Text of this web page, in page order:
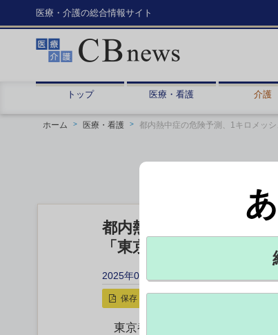
医療・介護の総合情報サイト
トップ 医療・看護 介護
ホーム 医療・看護 都内熱中症の危険予測、1キロメッ
都内熱中症の危険予測、
「東京暑さマップ」、1
2025年06月23日 11:38
保存
東京都は20日、日本気象協会